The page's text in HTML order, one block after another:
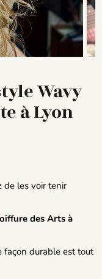
Wavy
à Lyon
de les voir tenir
des Arts à
façon durable est tout